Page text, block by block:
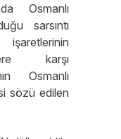
Osmanlı
sarsıntı
karşı
Osmanlı
sözü edilen